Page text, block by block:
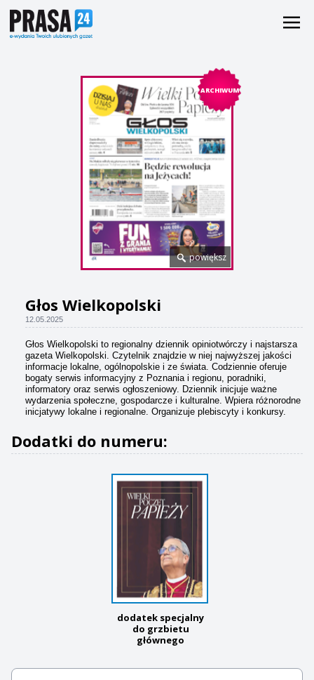
ARCHIWUM
powiększ
Głos Wielkopolski
12.05.2025
Głos Wielkopolski to regionalny dziennik opiniotwórczy i najstarsza
gazeta Wielkopolski. Czytelnik znajdzie w niej najwyższej jakości
informacje lokalne, ogólnopolskie i ze świata. Codziennie oferuje
bogaty serwis informacyjny z Poznania i regionu, poradniki,
informatory oraz serwis ogłoszeniowy. Dziennik inicjuje ważne
wydarzenia społeczne, gospodarcze i kulturalne. Wpiera różnorodne
inicjatywy lokalne i regionalne. Organizuje plebiscyty i konkursy.
Dodatki do numeru:
dodatek specjalny
do grzbietu
głównego